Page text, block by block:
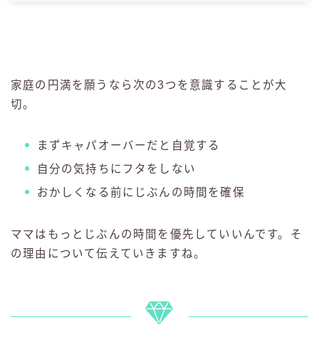
家庭の円満を願うなら次の3つを意識することが大
切。
まずキャパオーバーだと自覚する
自分の気持ちにフタをしない
おかしくなる前にじぶんの時間を確保
ママはもっとじぶんの時間を優先していいんです。そ
の理由について伝えていきますね。